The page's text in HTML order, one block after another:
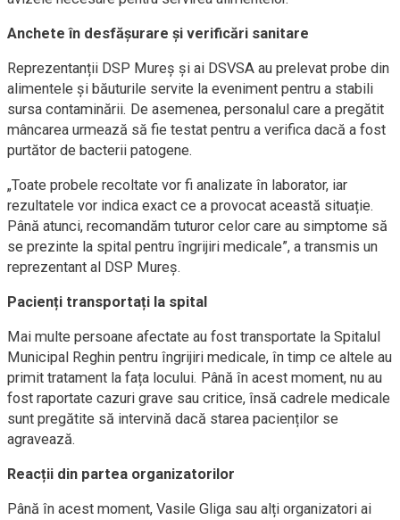
Anchete în desfășurare și verificări sanitare
Reprezentanții DSP Mureș și ai DSVSA au prelevat probe din
alimentele și băuturile servite la eveniment pentru a stabili
sursa contaminării. De asemenea, personalul care a pregătit
mâncarea urmează să fie testat pentru a verifica dacă a fost
purtător de bacterii patogene.
„Toate probele recoltate vor fi analizate în laborator, iar
rezultatele vor indica exact ce a provocat această situație.
Până atunci, recomandăm tuturor celor care au simptome să
se prezinte la spital pentru îngrijiri medicale”, a transmis un
reprezentant al DSP Mureș.
Pacienți transportați la spital
Mai multe persoane afectate au fost transportate la Spitalul
Municipal Reghin pentru îngrijiri medicale, în timp ce altele au
primit tratament la fața locului. Până în acest moment, nu au
fost raportate cazuri grave sau critice, însă cadrele medicale
sunt pregătite să intervină dacă starea pacienților se
agravează.
Reacții din partea organizatorilor
Până în acest moment, Vasile Gliga sau alți organizatori ai